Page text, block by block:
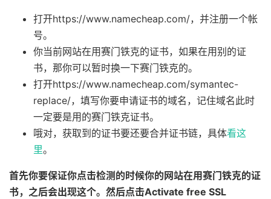
打开https://www.namecheap.com/，并注册一个帐
号。
你当前网站在用赛门铁克的证书，如果在用别的证
书，那你可以暂时换一下赛门铁克的。
打开https://www.namecheap.com/symantec-
replace/，填写你要申请证书的域名，记住域名此时
一定要是用的赛门铁克证书。
哦对，获取到的证书要还要合并证书链，具体看这
里。
首先你要保证你点击检测的时候你的网站在用赛门铁克的证
书，之后会出现这个。然后点击Activate free SSL